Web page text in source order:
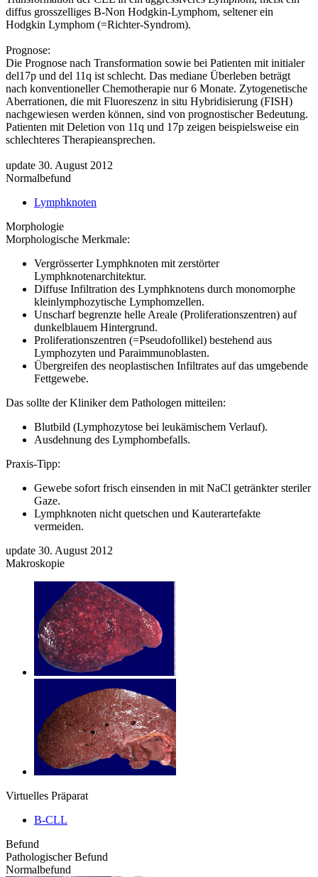
diffus grosszelliges B-Non Hodgkin-Lymphom, seltener ein
Hodgkin Lymphom (=Richter-Syndrom).
Prognose:
Die Prognose nach Transformation sowie bei Patienten mit initialer
del17p und del 11q ist schlecht. Das mediane Überleben beträgt
nach konventioneller Chemotherapie nur 6 Monate. Zytogenetische
Aberrationen, die mit Fluoreszenz in situ Hybridisierung (FISH)
nachgewiesen werden können, sind von prognostischer Bedeutung.
Patienten mit Deletion von 11q und 17p zeigen beispielsweise ein
schlechteres Therapieansprechen.
update 30. August 2012
Normalbefund
Lymphknoten
Morphologie
Morphologische Merkmale:
Vergrösserter Lymphknoten mit zerstörter
Lymphknotenarchitektur.
Diffuse Infiltration des Lymphknotens durch monomorphe
kleinlymphozytische Lymphomzellen.
Unscharf begrenzte helle Areale (Proliferationszentren) auf
dunkelblauem Hintergrund.
Proliferationszentren (=Pseudofollikel) bestehend aus
Lymphozyten und Paraimmunoblasten.
Übergreifen des neoplastischen Infiltrates auf das umgebende
Fettgewebe.
Das sollte der Kliniker dem Pathologen mitteilen:
Blutbild (Lymphozytose bei leukämischem Verlauf).
Ausdehnung des Lymphombefalls.
Praxis-Tipp:
Gewebe sofort frisch einsenden in mit NaCl getränkter steriler
Gaze.
Lymphknoten nicht quetschen und Kauterartefakte
vermeiden.
update 30. August 2012
Makroskopie
Virtuelles Präparat
B-CLL
Befund
Pathologischer Befund
Normalbefund